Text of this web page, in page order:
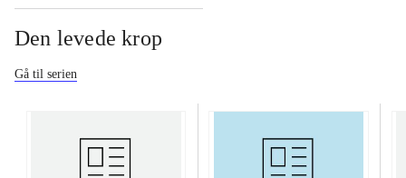
Den levede krop
Gå til serien